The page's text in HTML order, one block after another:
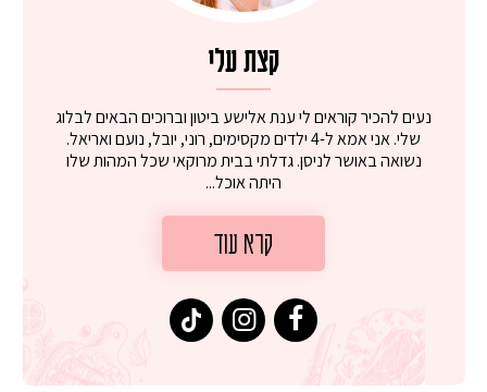
קצת עלי
נעים להכיר קוראים לי ענת אלישע ביטון וברוכים הבאים לבלוג
שלי. אני אמא ל-4 ילדים מקסימים, רוני, יובל, נועם ואריאל.
נשואה באושר לניסן. גדלתי בבית מרוקאי שכל המהות שלו
היתה אוכל...
קרא עוד